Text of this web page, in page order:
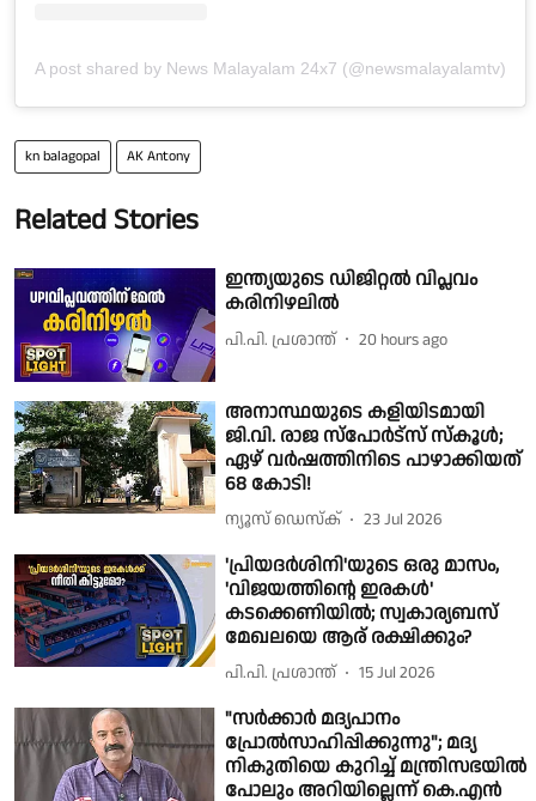
A post shared by News Malayalam 24x7 (@newsmalayalamtv)
kn balagopal AK Antony
Related Stories
ഇന്ത്യയുടെ ഡിജിറ്റൽ വിപ്ലവം
കരിനിഴലിൽ
പി.പി. പ്രശാന്ത് 20 hours ago
അനാസ്ഥയുടെ കളിയിടമായി
ജി.വി. രാജ സ്പോര്‍ട്‌സ് സ്കൂള്‍;
ഏഴ് വര്‍ഷത്തിനിടെ പാഴാക്കിയത്
68 കോടി!
ന്യൂസ് ഡെസ്ക് 23 Jul 2026
'പ്രിയദര്‍ശിനി'യുടെ ഒരു മാസം,
'വിജയത്തിന്റെ ഇരകള്‍'
കടക്കെണിയില്‍; സ്വകാര്യബസ്
മേഖലയെ ആര് രക്ഷിക്കും?
പി.പി. പ്രശാന്ത് 15 Jul 2026
"സർക്കാർ മദ്യപാനം
പ്രോൽസാഹിപ്പിക്കുന്നു"; മദ്യ
നികുതിയെ കുറിച്ച് മന്ത്രിസഭയിൽ
പോലും അറിയില്ലെന്ന് കെ.എൻ